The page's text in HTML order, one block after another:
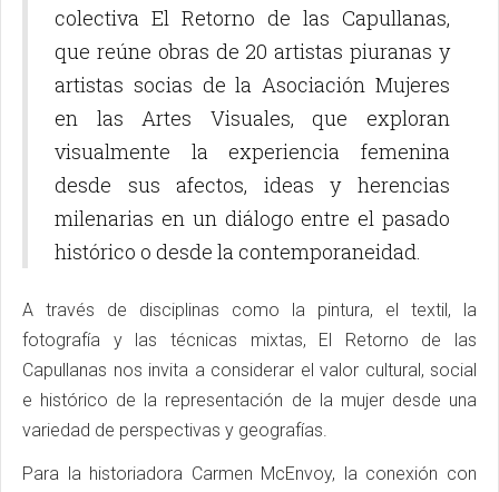
colectiva El Retorno de las Capullanas,
que reúne obras de 20 artistas piuranas y
artistas socias de la Asociación Mujeres
en las Artes Visuales, que exploran
visualmente la experiencia femenina
desde sus afectos, ideas y herencias
milenarias en un diálogo entre el pasado
histórico o desde la contemporaneidad.
A través de disciplinas como la pintura, el textil, la
fotografía y las técnicas mixtas, El Retorno de las
Capullanas nos invita a considerar el valor cultural, social
e histórico de la representación de la mujer desde una
variedad de perspectivas y geografías.
Para la historiadora Carmen McEnvoy, la conexión con